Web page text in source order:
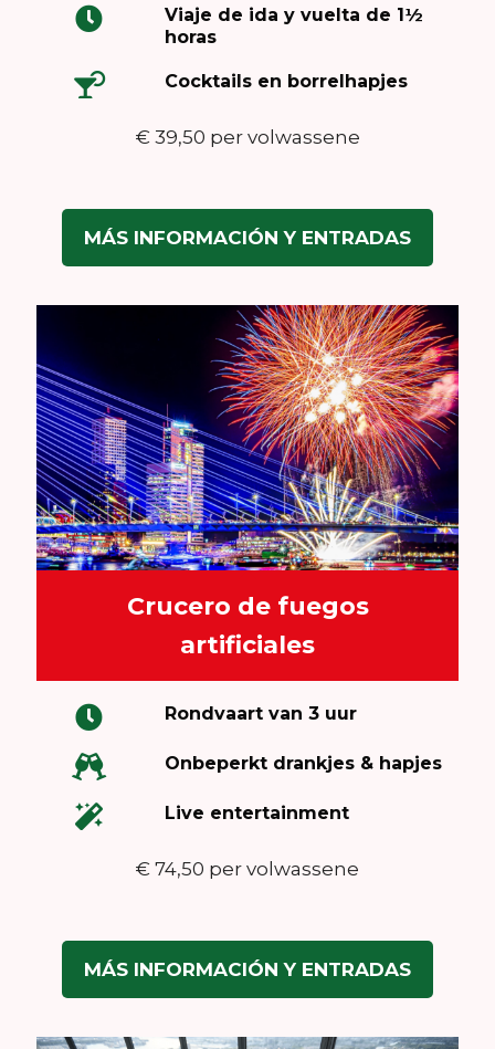
Viaje de ida y vuelta de 1½
horas
Cocktails en borrelhapjes
€ 39,50 per volwassene
MÁS INFORMACIÓN Y ENTRADAS
Crucero de fuegos
artificiales
Rondvaart van 3 uur
Onbeperkt drankjes & hapjes
Live entertainment
€ 74,50 per volwassene
MÁS INFORMACIÓN Y ENTRADAS